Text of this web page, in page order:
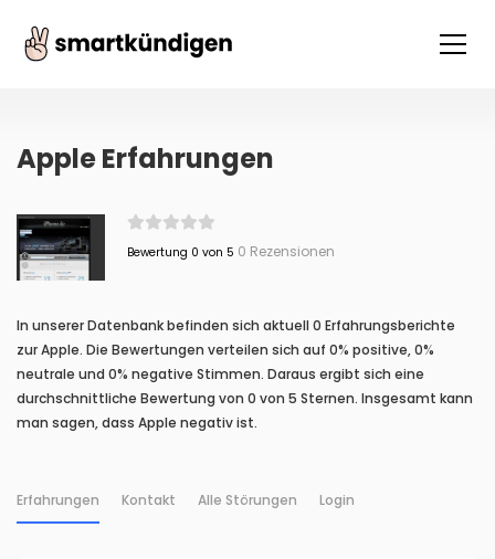
Apple Erfahrungen
Bewertung 0 von 5 0 Rezensionen
In unserer Datenbank befinden sich aktuell 0 Erfahrungsberichte
zur Apple. Die Bewertungen verteilen sich auf 0% positive, 0%
neutrale und 0% negative Stimmen. Daraus ergibt sich eine
durchschnittliche Bewertung von 0 von 5 Sternen. Insgesamt kann
man sagen, dass Apple negativ ist.
Erfahrungen Kontakt Alle Störungen Login